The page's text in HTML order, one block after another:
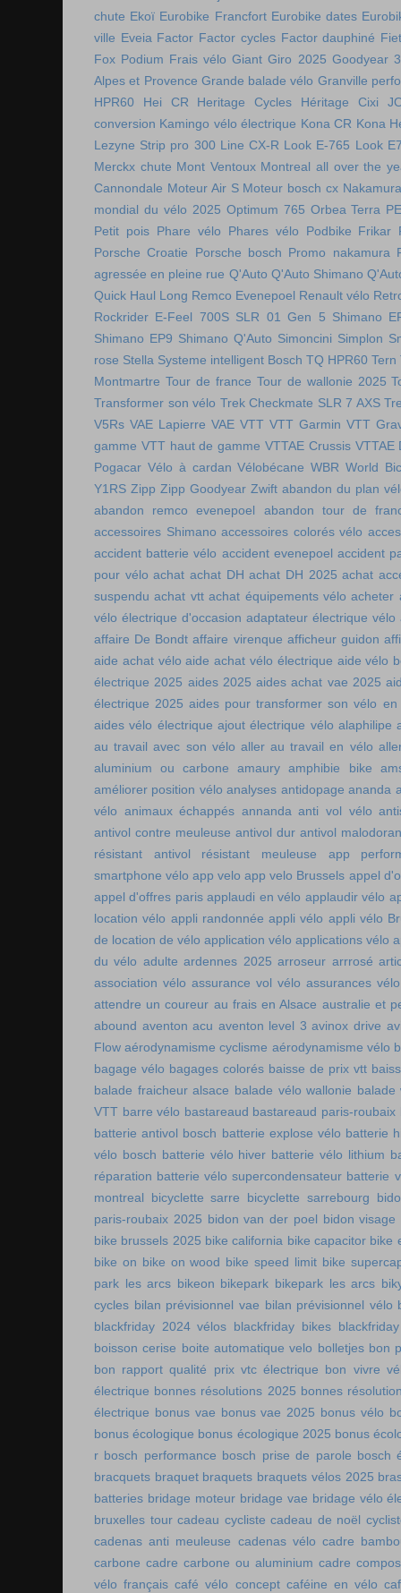
chute Ekoï Eurobike Francfort Eurobike dates
ville Eveia Factor Factor cycles Factor dauphiné
Fox Podium Frais vélo Giant Giro 2025 Goodyear
Alpes et Provence Grande balade vélo Granville
HPR60
Hei CR Heritage Cycles Héritage Cixi
conversion Kamingo vélo électrique Kona CR Kona
Lezyne Strip pro 300 Line CX-R Look E-765 Look
Merckx chute Mont Ventoux Montreal all over the
Cannondale Moteur Air S Moteur bosch cx
mondial du vélo 2025 Optimum 765 Orbea Terra
Petit pois Phare vélo Phares vélo Podbike Frikar
Porsche Croatie
Porsche bosch Promo nakamura
agressée en pleine rue Q'Auto Q'Auto Shimano
Quick Haul Long Remco Evenepoel Renault vélo
Rockrider E-Feel 700S SLR 01 Gen 5 Shimano
Shimano EP9 Shimano Q'Auto Simoncini Simplon
rose Stella Systeme intelligent Bosch TQ HPR60 Tern
Montmartre Tour de france Tour de wallonie 2025
Transformer son vélo Trek Checkmate SLR 7 AXS
V5Rs VAE Lapierre VAE VTT VTT Garmin VTT
gamme VTT haut de gamme VTTAE Crussis VTTAE
Pogacar Vélo à cardan Vélobécane WBR World
Y1RS Zipp Zipp Goodyear Zwift abandon du plan
abandon remco evenepoel
abandon tour de
accessoires Shimano accessoires colorés vélo
accident batterie vélo accident evenepoel accident
pour vélo achat achat DH achat DH 2025 achat
suspendu achat vtt achat équipements vélo acheter
vélo électrique d'occasion adaptateur électrique vélo
affaire De Bondt affaire virenque afficheur guidon
aide achat vélo aide achat vélo électrique aide vélo
électrique 2025 aides 2025 aides achat vae 2025
électrique 2025 aides pour transformer son vélo en
aides vélo électrique ajout électrique vélo alaphilipe
au travail avec son vélo aller au travail en vélo
aluminium ou carbone
amaury amphibie bike
améliorer position vélo analyses antidopage ananda
vélo animaux échappés annanda anti vol vélo
antivol contre meuleuse antivol dur antivol
résistant
antivol résistant meuleuse
app
smartphone vélo app velo app velo Brussels appel
appel d'offres paris applaudi en vélo applaudir vélo
location vélo appli randonnée appli vélo appli vélo
de location de vélo application vélo applications vélo
du vélo adulte ardennes 2025 arroseur arrrosé
association vélo assurance vol vélo assurances vélo
attendre un coureur au frais en Alsace australie et
abound aventon acu aventon level 3 avinox drive
Flow aérodynamisme cyclisme aérodynamisme vélo
bagage vélo bagages colorés baisse de prix vtt
balade fraicheur alsace balade vélo wallonie balade
VTT barre vélo bastareaud bastareaud paris-roubaix
batterie antivol bosch batterie explose vélo batterie
vélo bosch batterie vélo hiver batterie vélo lithium
réparation batterie vélo supercondensateur batterie
montreal
bicyclette sarre bicyclette sarrebourg
paris-roubaix 2025 bidon van der poel bidon visage
bike brussels 2025 bike california bike capacitor bike
bike on bike on wood bike speed limit bike
park les arcs bikeon bikepark bikepark les arcs
cycles bilan prévisionnel vae bilan prévisionnel vélo
blackfriday 2024 vélos blackfriday bikes
boisson cerise boite automatique velo bolletjes bon
bon rapport qualité prix vtc électrique bon vivre
électrique bonnes résolutions 2025 bonnes
électrique bonus vae bonus vae 2025 bonus vélo
bonus écologique bonus écologique 2025 bonus
r bosch performance bosch prise de parole bosch
bracquets braquet braquets braquets vélos 2025
batteries bridage moteur bridage vae bridage vélo
bruxelles tour cadeau cycliste cadeau de noël
cadenas anti meuleuse cadenas vélo cadre
carbone cadre carbone ou aluminium cadre
vélo français café vélo concept caféine en vélo